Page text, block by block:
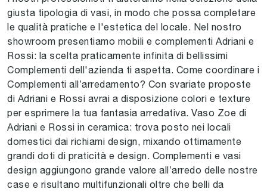
giusta tipologia di vasi, in modo che possa completare
le qualità pratiche e l'estetica del locale. Nel nostro
showroom presentiamo mobili e complementi Adriani e
Rossi: la scelta praticamente infinita di bellissimi
Complementi dell'azienda ti aspetta. Come coordinare i
Complementi all’arredamento? Con svariate proposte
di Adriani e Rossi avrai a disposizione colori e texture
per esprimere la tua fantasia arredativa. Vaso Zoe di
Adriani e Rossi in ceramica: trova posto nei locali
domestici dai richiami design, mixando ottimamente
grandi doti di praticità e design. Complementi e vasi
design aggiungono grande valore all’arredo delle nostre
case e risultano multifunzionali oltre che belli da